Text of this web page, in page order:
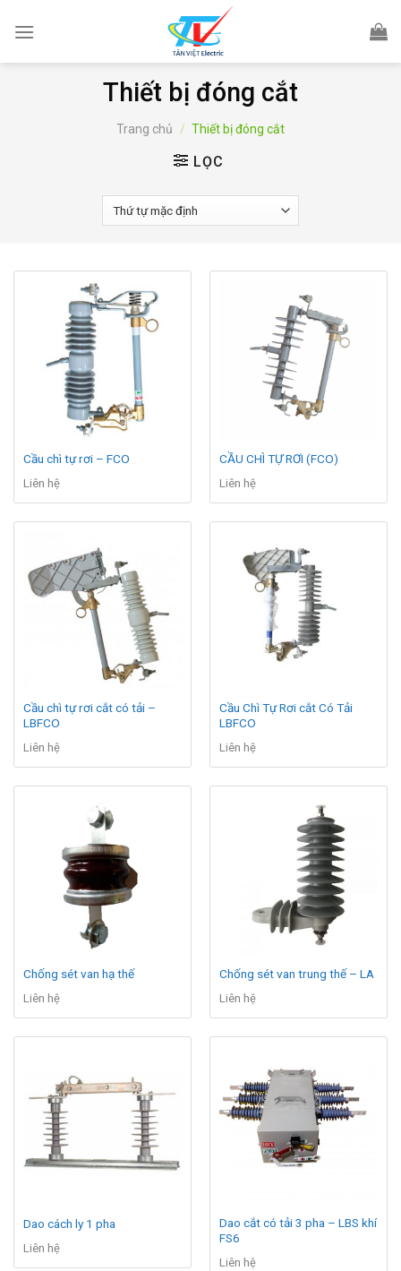
Thiết bị đóng cắt
Trang chủ / Thiết bị đóng cắt
LỌC
Cầu chì tự rơi – FCO
Liên hệ
CẦU CHÌ TỰ RƠI (FCO)
Liên hệ
Cầu chì tự rơi cắt có tải –
LBFCO
Liên hệ
Cầu Chì Tự Rơi cắt Có Tải
LBFCO
Liên hệ
Chống sét van hạ thế
Liên hệ
Chống sét van trung thế – LA
Liên hệ
Dao cách ly 1 pha
Liên hệ
Dao cắt có tải 3 pha – LBS khí
FS6
Liên hệ